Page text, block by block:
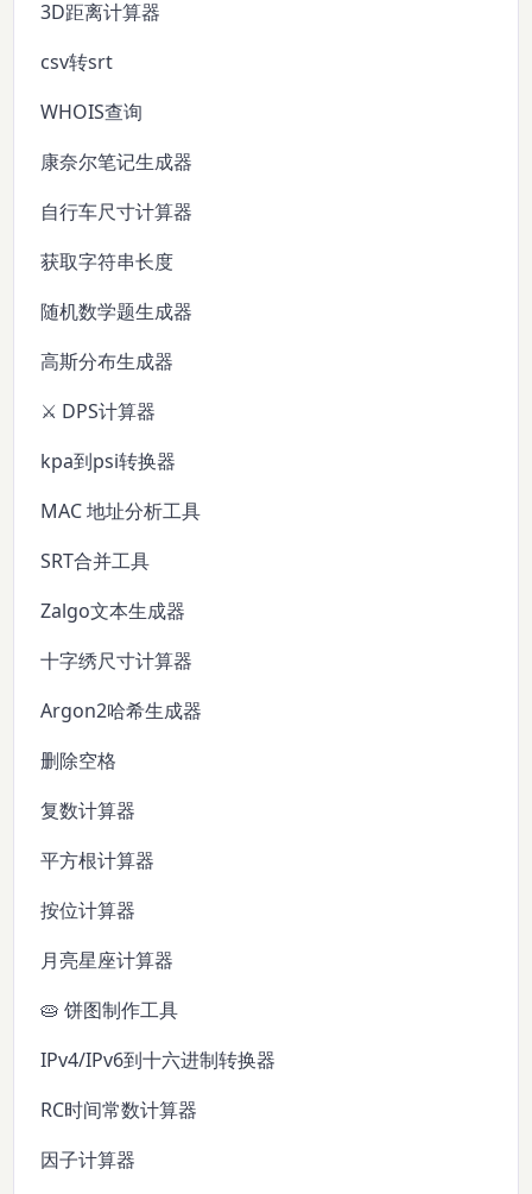
3D距离计算器
csv转srt
WHOIS查询
康奈尔笔记生成器
自行车尺寸计算器
获取字符串长度
随机数学题生成器
高斯分布生成器
⚔️ DPS计算器
kpa到psi转换器
MAC 地址分析工具
SRT合并工具
Zalgo文本生成器
十字绣尺寸计算器
Argon2哈希生成器
删除空格
复数计算器
平方根计算器
按位计算器
月亮星座计算器
🥧 饼图制作工具
IPv4/IPv6到十六进制转换器
RC时间常数计算器
因子计算器